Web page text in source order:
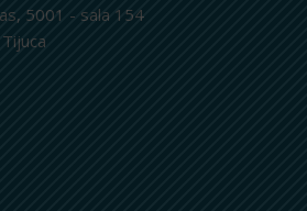
5001 - sala 154